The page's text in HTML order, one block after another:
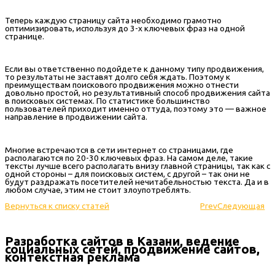
Теперь каждую страницу сайта необходимо грамотно
оптимизировать, используя до 3-х ключевых фраз на одной
странице.
Если вы ответственно подойдете к данному типу продвижения,
то результаты не заставят долго себя ждать. Поэтому к
преимуществам поискового продвижения можно отнести
довольно простой, но результативный способ продвижения сайта
в поисковых системах. По статистике большинство
пользователей приходит именно оттуда, поэтому это — важное
направление в продвижении сайта.
Многие встречаются в сети интернет со страницами, где
располагаются по 20-30 ключевых фраз. На самом деле, такие
тексты лучше всего располагать внизу главной страницы, так как с
одной стороны – для поисковых систем, с другой – так они не
будут раздражать посетителей нечитабельностью текста. Да и в
любом случае, этим не стоит злоупотреблять.
PrevСледующая
Вернуться к списку статей
Разработка сайтов в Казани, ведение
социальных сетей, продвижение сайтов,
контекстная реклама